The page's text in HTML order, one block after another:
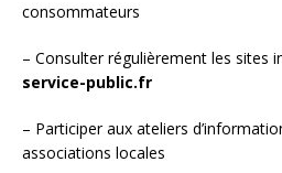
consommateurs
– Consulter régulièrement les sites
service-public.fr
– Participer aux ateliers
associations locales